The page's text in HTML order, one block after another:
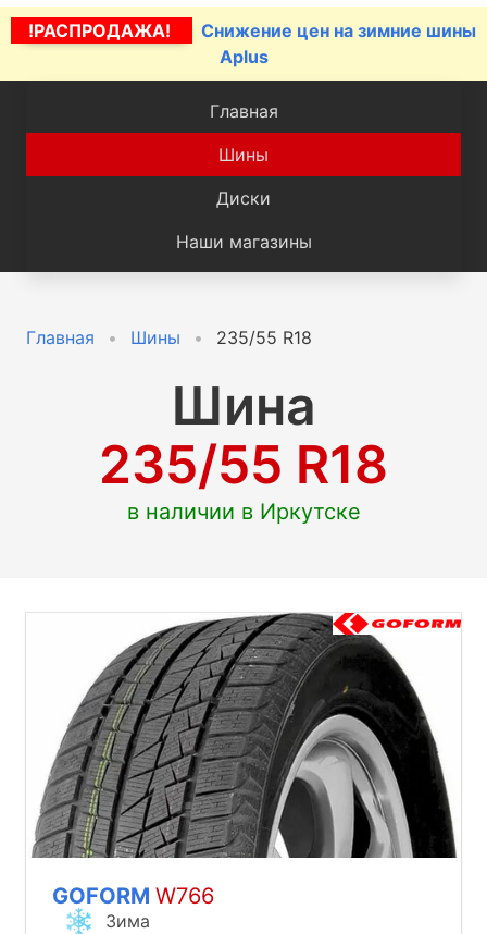
!РАСПРОДАЖА!
Снижение цен на зимние шины
Aplus
Главная
Шины
Диски
Наши магазины
Главная Шины 235/55 R18
Шина
235/55 R18
в наличии в Иркутске
GOFORM W766
Зима